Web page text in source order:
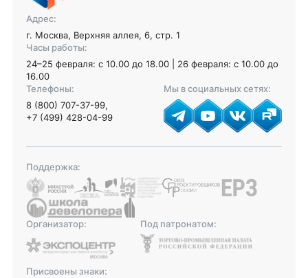
Адрес:
г. Москва, Верхняя аллея, 6, стр. 1
Часы работы:
24–25 февраля: с 10.00 до 18.00 | 26 февраля: с 10.00 до
16.00
Телефоны:
8 (800) 707-37-99,
+7 (499) 428-04-99
Мы в социальных сетях:
Поддержка:
Организатор: Под патронатом:
Присвоены знаки: